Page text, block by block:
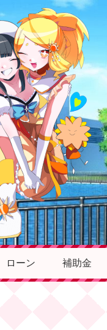
ローン 補助金